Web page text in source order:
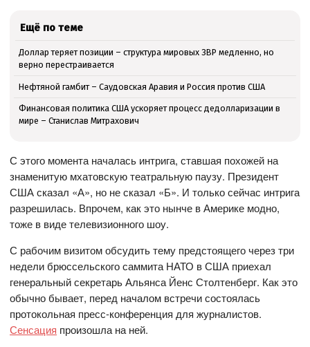
Ещё по теме
Доллар теряет позиции – структура мировых ЗВР медленно, но
верно перестраивается
Нефтяной гамбит – Саудовская Аравия и Россия против США
Финансовая политика США ускоряет процесс дедолларизации в
мире – Станислав Митрахович
С этого момента началась интрига, ставшая похожей на
знаменитую мхатовскую театральную паузу. Президент
США сказал «А», но не сказал «Б». И только сейчас интрига
разрешилась. Впрочем, как это нынче в Америке модно,
тоже в виде телевизионного шоу.
С рабочим визитом обсудить тему предстоящего через три
недели брюссельского саммита НАТО в США приехал
генеральный секретарь Альянса Йенс Столтенберг. Как это
обычно бывает, перед началом встречи состоялась
протокольная пресс-конференция для журналистов.
Сенсация произошла на ней.